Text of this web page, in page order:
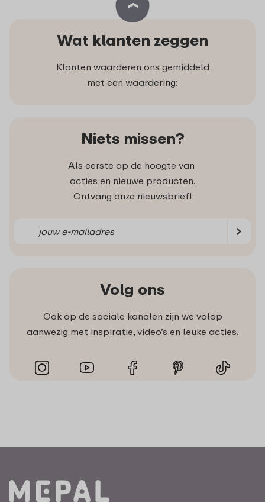
Wat klanten zeggen
Klanten waarderen ons gemiddeld
met een waardering:
Niets missen?
Als eerste op de hoogte van
acties en nieuwe producten.
Ontvang onze nieuwsbrief!
Volg ons
Ook op de sociale kanalen zijn we volop
aanwezig met inspiratie, video’s en leuke acties.